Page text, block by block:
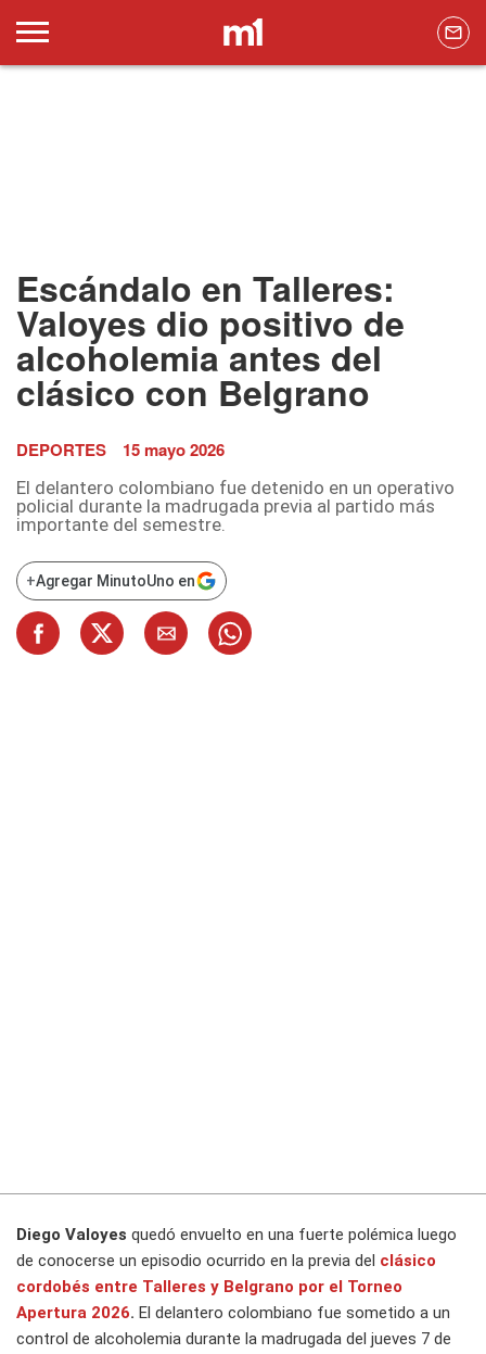
Escándalo en Talleres:
Valoyes dio positivo de
alcoholemia antes del
clásico con Belgrano
DEPORTES 15 mayo 2026
El delantero colombiano fue detenido en un operativo
policial durante la madrugada previa al partido más
importante del semestre.
+Agregar MinutoUno en
Diego Valoyes quedó envuelto en una fuerte polémica luego
de conocerse un episodio ocurrido en la previa del clásico
cordobés entre Talleres y Belgrano por el Torneo
Apertura 2026. El delantero colombiano fue sometido a un
control de alcoholemia durante la madrugada del jueves 7 de